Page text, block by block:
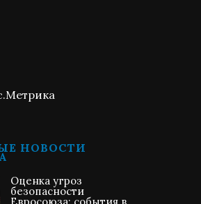
НОВОСТИ
Оценка угроз
безопасности